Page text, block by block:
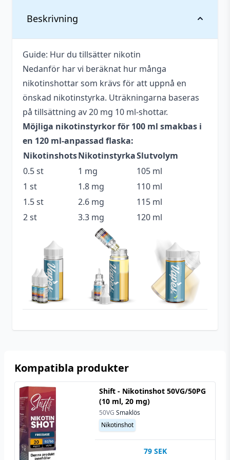
Beskrivning
Guide: Hur du tillsätter nikotin
Nedanför har vi beräknat hur många
nikotinshottar som krävs för att uppnå en
önskad nikotinstyrka. Uträkningarna baseras
på tillsättning av 20 mg 10 ml-shottar.
Möjliga nikotinstyrkor för 100 ml smakbas i
en 120 ml-anpassad flaska:
NikotinshotsNikotinstyrkaSlutvolym
0.5 st
1 mg
105 ml
1 st
1.8 mg
110 ml
1.5 st
2.6 mg
115 ml
2 st
3.3 mg 120 ml
Vikt
Anpassad för
nikotinstyrka
Antal ml
100 ml
Beskrivande
Kylig ,Söt ,
Blandning
70VG / 30PG
Flaskstorlek
120 ml
Innehåller
cooling
Ja
Serie
Pukka Juice
Citron
Pukka Juice
Tillverkningsland
United Kindom
Typ
Shortfill
Utrymme för
nikotinshots
20 ml (2 st)
Kompatibla produkter
Shift - Nikotinshot 50VG/50PG
(10 ml, 20 mg)
50VG Smaklös
Nikotinshot
79 SEK